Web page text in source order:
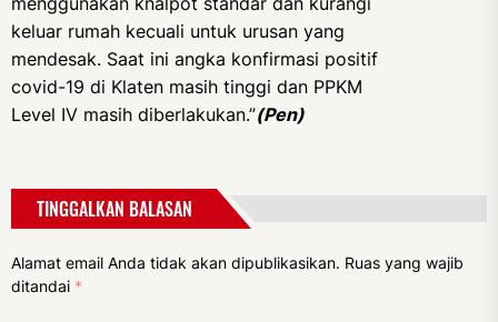
keluar rumah kecuali untuk urusan yang
mendesak. Saat ini angka konfirmasi positif
covid-19 di Klaten masih tinggi dan PPKM
Level IV masih diberlakukan.”(Pen)
TINGGALKAN BALASAN
Alamat email Anda tidak akan dipublikasikan. Ruas yang wajib
ditandai *